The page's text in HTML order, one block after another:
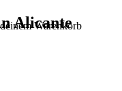
Warenkorb
Alicante